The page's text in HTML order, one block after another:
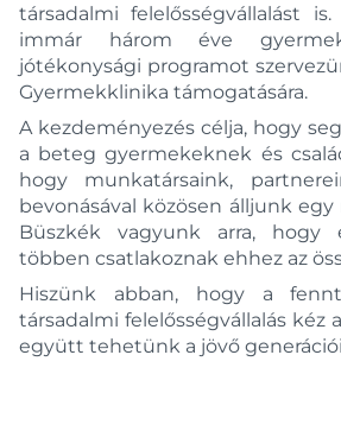
társadalmi felelősségvállalást
immár három éve
jótékonysági programot
Gyermekklinika támogatására.
A kezdeményezés célja, hogy
a beteg gyermekeknek és
hogy munkatársaink,
bevonásával közösen álljunk
Büszkék vagyunk arra, hogy
többen csatlakoznak ehhez az
Hiszünk abban, hogy a
társadalmi felelősségvállalás kéz
együtt tehetünk a jövő